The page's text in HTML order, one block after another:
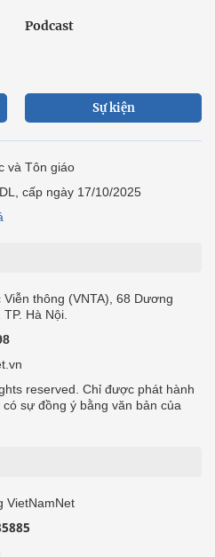
Podcast
Sự kiện
và Tôn giáo
cấp ngày 17/10/2025
thông (VNTA), 68 Dương
Hà Nội.
reserved. Chỉ được phát hành
sự đồng ý bằng văn bản của
VietNamNet